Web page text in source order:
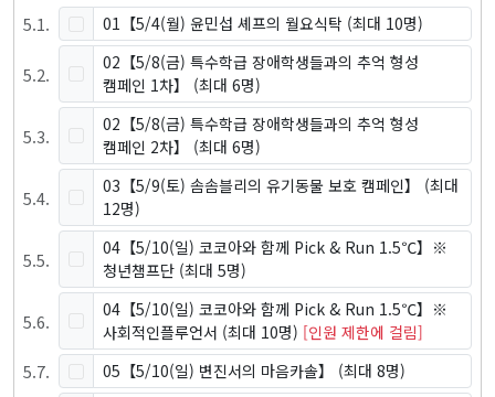
5.1. 01【5/4(월) 윤민섭 셰프의 월요식탁 (최대 10명)
5.2.
02【5/8(금) 특수학급 장애학생들과의 추억 형성
캠페인 1차】
(최대 6명)
5.3.
02【5/8(금) 특수학급 장애학생들과의 추억 형성
캠페인 2차】
(최대 6명)
5.4.
03【5/9(토) 솜솜블리의 유기동물 보호 캠페인】
(최대
12명)
5.5.
04【5/10(일) 코코아와 함께 Pick & Run 1.5℃】※
청년챔프단 (최대 5명)
5.6.
04【5/10(일) 코코아와 함께 Pick & Run 1.5℃】※
사회적인플루언서 (최대 10명) [인원 제한에 걸림]
5.7. 05【5/10(일) 변진서의 마음카솔】 (최대 8명)